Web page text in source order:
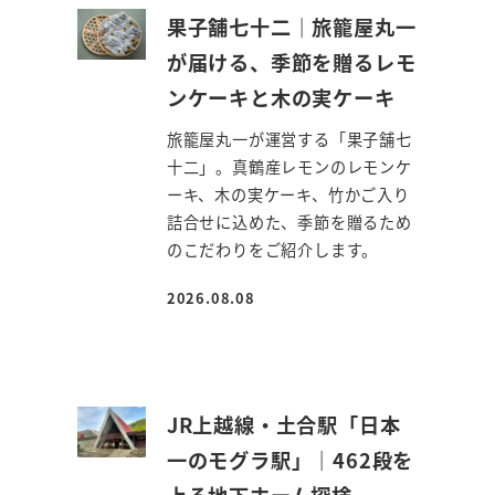
果子舗七十二｜旅籠屋丸一
が届ける、季節を贈るレモ
ンケーキと木の実ケーキ
旅籠屋丸一が運営する「果子舗七
十二」。真鶴産レモンのレモンケ
ーキ、木の実ケーキ、竹かご入り
詰合せに込めた、季節を贈るため
のこだわりをご紹介します。
投稿日
2026.08.08
JR上越線・土合駅「日本
一のモグラ駅」｜462段を